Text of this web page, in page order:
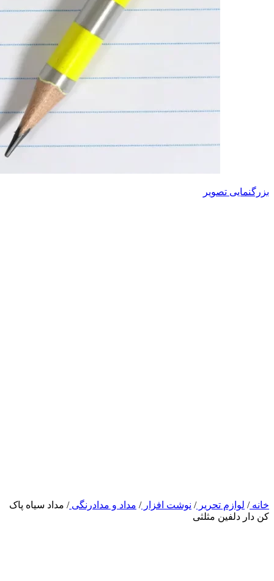
بزرگنمایی تصویر
خانه/ لوازم تحریر/ نوشت افزار/ مداد و مدادرنگی/ مداد سیاه پاک
کن دار دلفین مثلثی